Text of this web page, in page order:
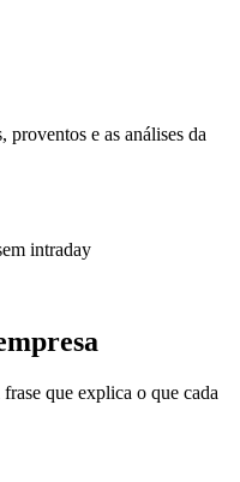
e as análises da
intraday
que explica o que cada